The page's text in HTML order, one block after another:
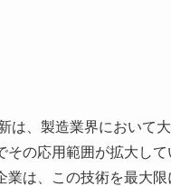
は、製造業界において
その応用範囲が拡大し
業は、この技術を最大